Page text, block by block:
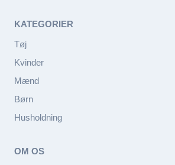
KATEGORIER
Tøj
Kvinder
Mænd
Børn
Husholdning
OM OS